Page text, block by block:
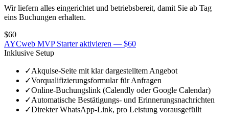
Wir liefern alles eingerichtet und betriebsbereit, damit Sie ab Tag
eins Buchungen erhalten.
$60
AYCweb MVP Starter aktivieren — $60
Inklusive Setup
✓Akquise-Seite mit klar dargestelltem Angebot
✓Vorqualifizierungsformular für Anfragen
✓Online-Buchungslink (Calendly oder Google Calendar)
✓Automatische Bestätigungs- und Erinnerungsnachrichten
✓Direkter WhatsApp-Link, pro Leistung vorausgefüllt